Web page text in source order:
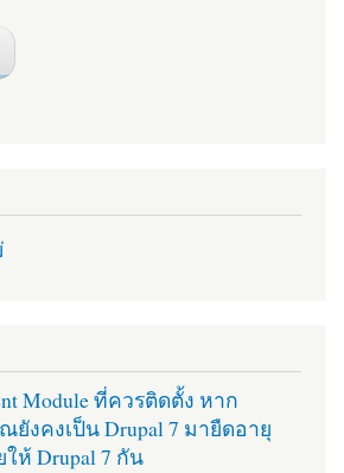
Module ที่ควรติดตั้ง หาก
ยังคงเป็น Drupal 7 มายืดอายุ
ห้ Drupal 7 กัน